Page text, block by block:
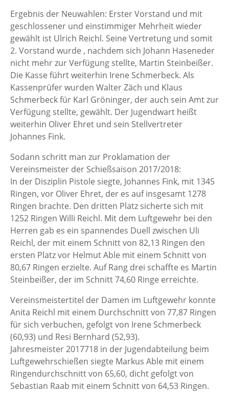
Ergebnis der Neuwahlen: Erster Vorstand und mit
geschlossener und einstimmiger Mehrheit wieder
gewählt ist Ulrich Reichl. Seine Vertretung und somit
2. Vorstand wurde , nachdem sich Johann Haseneder
nicht mehr zur Verfügung stellte, Martin Steinbeißer.
Die Kasse führt weiterhin Irene Schmerbeck. Als
Kassenprüfer wurden Walter Zäch und Klaus
Schmerbeck für Karl Gröninger, der auch sein Amt zur
Verfügung stellte, gewählt. Der Jugendwart heißt
weiterhin Oliver Ehret und sein Stellvertreter
Johannes Fink.
Sodann schritt man zur Proklamation der
Vereinsmeister der Schießsaison 2017/2018:
In der Disziplin Pistole siegte, Johannes Fink, mit 1345
Ringen, vor Oliver Ehret, der es auf insgesamt 1278
Ringen brachte. Den dritten Platz sicherte sich mit
1252 Ringen Willi Reichl. Mit dem Luftgewehr bei den
Herren gab es ein spannendes Duell zwischen Uli
Reichl, der mit einem Schnitt von 82,13 Ringen den
ersten Platz vor Helmut Able mit einem Schnitt von
80,67 Ringen erzielte. Auf Rang drei schaffte es Martin
Steinbeißer, der im Schnitt 74,60 Ringe erreichte.
Vereinsmeistertitel der Damen im Luftgewehr konnte
Anita Reichl mit einem Durchschnitt von 77,87 Ringen
für sich verbuchen, gefolgt von Irene Schmerbeck
(60,93) und Resi Bernhard (52,93).
Jahresmeister 2017718 in der Jugendabteilung beim
Luftgewehrschießen siegte Markus Able mit einem
Ringendurchschnitt von 65,60, dicht gefolgt von
Sebastian Raab mit einem Schnitt von 64,53 Ringen.